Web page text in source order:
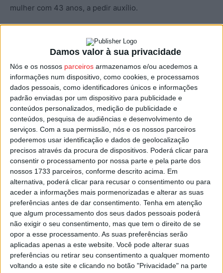
Damos valor à sua privacidade
Nós e os nossos parceiros armazenamos e/ou acedemos a
informações num dispositivo, como cookies, e processamos
dados pessoais, como identificadores únicos e informações
padrão enviadas por um dispositivo para publicidade e
conteúdos personalizados, medição de publicidade e
conteúdos, pesquisa de audiências e desenvolvimento de
serviços. Com a sua permissão, nós e os nossos parceiros
poderemos usar identificação e dados de geolocalização
precisos através da procura de dispositivos. Poderá clicar para
consentir o processamento por nossa parte e pela parte dos
nossos 1733 parceiros, conforme descrito acima. Em
alternativa, poderá clicar para recusar o consentimento ou para
aceder a informações mais pormenorizadas e alterar as suas
preferências antes de dar consentimento. Tenha em atenção
que algum processamento dos seus dados pessoais poderá
não exigir o seu consentimento, mas que tem o direito de se
opor a esse processamento. As suas preferências serão
aplicadas apenas a este website. Você pode alterar suas
preferências ou retirar seu consentimento a qualquer momento
voltando a este site e clicando no botão "Privacidade" na parte
mulher com 43 anos, a pedir auxílio.
“de a ter agredido e ameaçado com uma arma branca,
dentro de casa e na via pública”, acrescentando que o
homem, se encontrava no local, “alterado e agressivo,
com uma postura hostil” e mesmo com a presença dos
agentes, “proferiu mais ameaças à vítima”, acabando
detido.
Terá agora que responder no Tribunal de Lamego pelo
crime de violência doméstica.
Esta e outras notícias para ouvir na Estação Diária – 96.8
FM ou emwww.968.fm
Pub
TAGS Lamego PSP Violência Doméstica